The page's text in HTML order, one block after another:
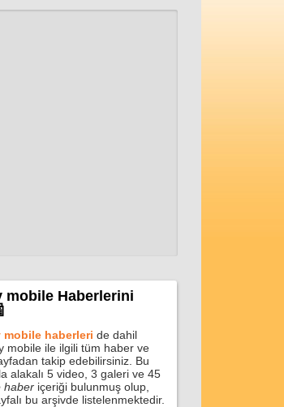
mobile Haberlerini
mobile haberleri de dahil
mobile ile ilgili tüm haber ve
takip edebilirsiniz. Bu
alakalı 5 video, 3 galeri ve 45
haber içeriği bulunmuş olup,
bu arşivde listelenmektedir.